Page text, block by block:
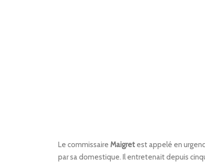
Le commissaire Maigret est appelé en
par sa domestique. Il entretenait depuis